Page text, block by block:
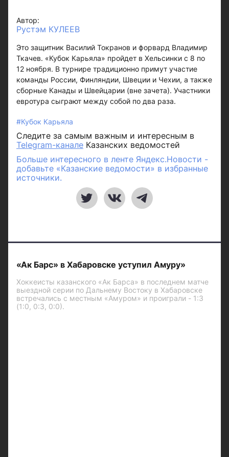
Автор:
Рустэм КУЛЕЕВ
Это защитник Василий Токранов и форвард Владимир
Ткачев. «Кубок Карьяла» пройдет в Хельсинки с 8 по
12 ноября. В турнире традиционно примут участие
команды России, Финляндии, Швеции и Чехии, а также
сборные Канады и Швейцарии (вне зачета). Участники
евротура сыграют между собой по два раза.
#Кубок Карьяла
Следите за самым важным и интересным в
Telegram-канале Казанских ведомостей
Больше интересного в ленте Яндекс.Новости -
добавьте «Казанские ведомости» в избранные
источники.
«Ак Барс» в Хабаровске уступил Амуру»
Хоккеисты казанского «Ак Барса» в последнем матче
выездной серии по Дальнему Востоку в Хабаровске
встречались с местным «Амуром» и проиграли - 1:3
(1:0, 0:3, 0:0).